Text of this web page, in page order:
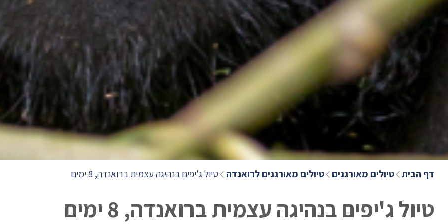
דף הבית טיולים מאורגנים טיולים מאורגנים לרואנדה טיול ג'יפים בנהיגה עצמית ברואנדה, 8 ימים
טיול ג'יפים בנהיגה עצמית ברואנדה, 8 ימים